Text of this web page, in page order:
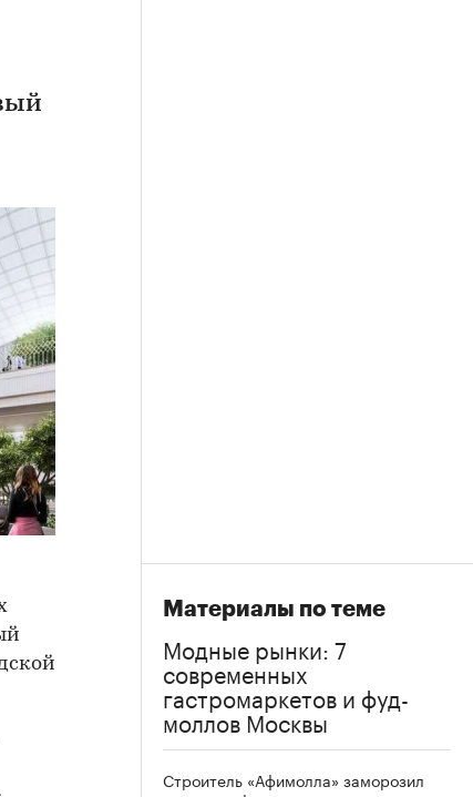
Материалы по теме
Модные рынки: 7
современных
гастромаркетов и фуд-
моллов Москвы
Строитель «Афимолла» заморозил